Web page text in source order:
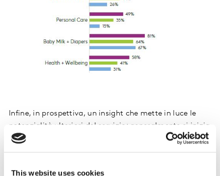
This website uses cookies
Infine, in prospettiva, un insight che mette in luce le
potenzialità ulteriori del servizio: generalmente si inizia
a familiarizzare con l’RGD in una o due categorie di
prodotto (tipicamente baby milk e/o food & snacks)